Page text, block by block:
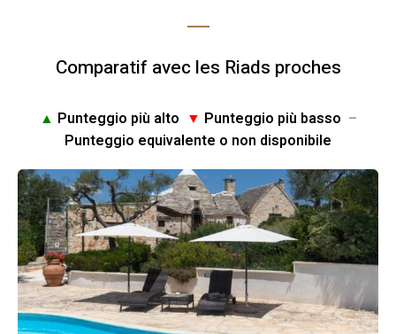
Comparatif avec les Riads proches
▲ Punteggio più alto ▼ Punteggio più basso –
Punteggio equivalente o non disponibile